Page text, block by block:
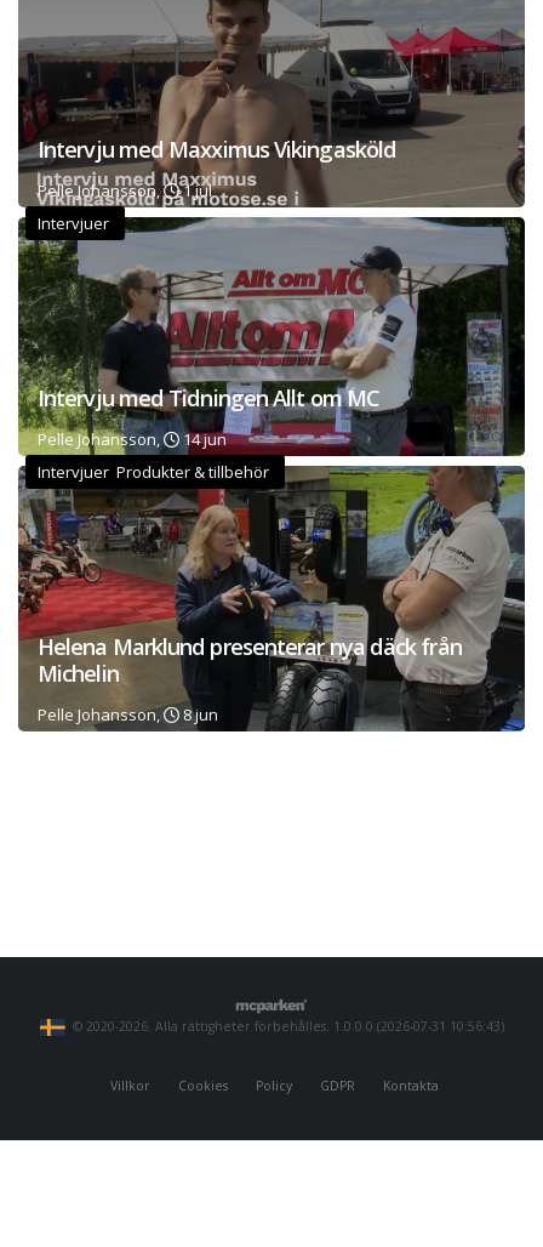
Intervju med Maxximus Vikingasköld
Pelle Johansson,
1 jul
Intervjuer
Intervju med Tidningen Allt om MC
Pelle Johansson,
14 jun
Intervjuer Produkter & tillbehör
Helena Marklund presenterar nya däck från
Michelin
Pelle Johansson, 8 jun
© 2020-2026. Alla rättigheter förbehålles. 1.0.0.0 (2026-07-31 10:56:43)
Villkor Cookies Policy GDPR Kontakta